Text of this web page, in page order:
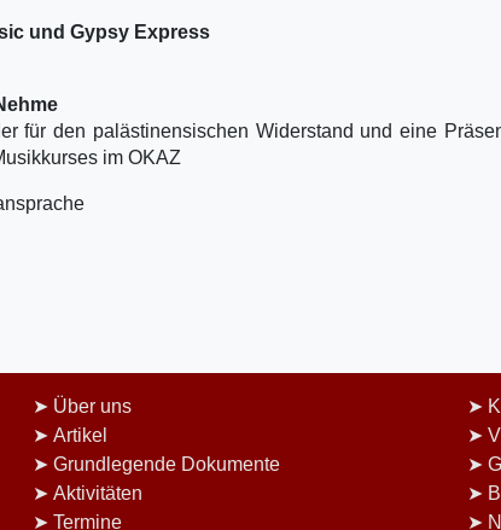
und Gypsy Express
für den palästinensischen Widerstand und eine
im OKAZ
Über uns
Artikel
Grundlegende Dokumente
Aktivitäten
Termine